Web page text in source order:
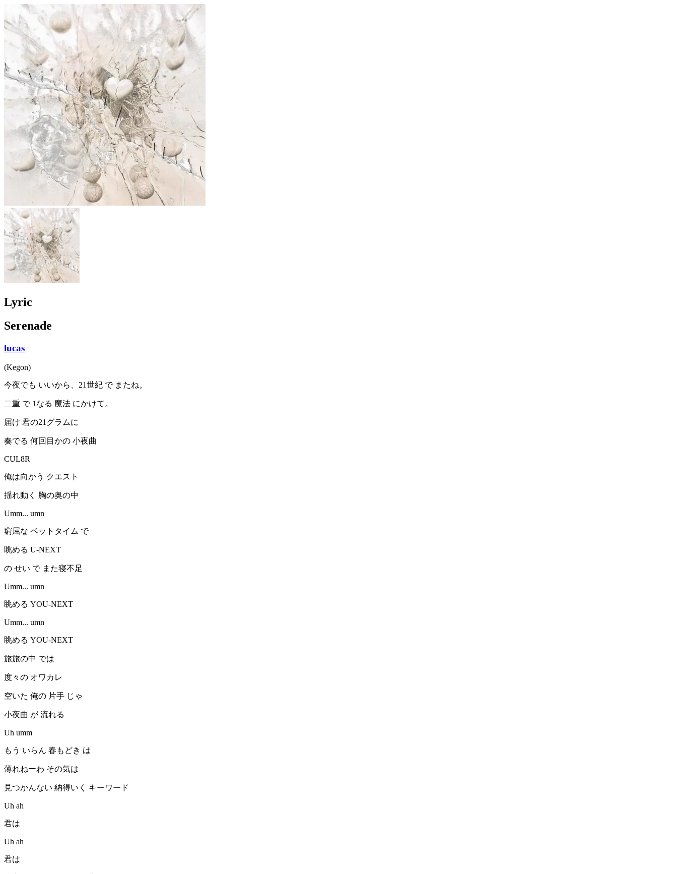
Lyric
Serenade
lucas
(Kegon)
今夜でも いいから、21世紀 で またね。
二重 で 1なる 魔法 にかけて。
届け 君の21グラムに
奏でる 何回目かの 小夜曲
CUL8R
俺は向かう クエスト
揺れ動く 胸の奥の中
Umm... umn
窮屈な ベットタイム で
眺める U-NEXT
の せい で また寝不足
Umm... umn
眺める YOU-NEXT
Umm... umn
眺める YOU-NEXT
旅旅の中 では
度々の オワカレ
空いた 俺の 片手 じゃ
小夜曲 が 流れる
Uh umm
もう いらん 春もどき は
薄れねーわ その気は
見つかんない 納得いく キーワード
Uh ah
君は
Uh ah
君は